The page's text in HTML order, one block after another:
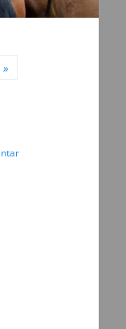
»